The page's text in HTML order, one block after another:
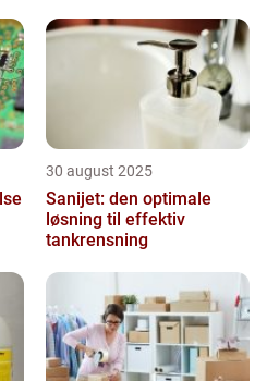
30 august 2025
Sanijet: den optimale
løsning til effektiv
tankrensning